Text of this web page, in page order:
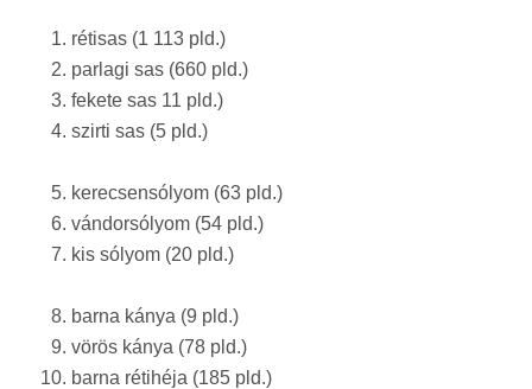
rétisas (1 113 pld.)
parlagi sas (660 pld.)
fekete sas 11 pld.)
szirti sas (5 pld.)
kerecsensólyom (63 pld.)
vándorsólyom (54 pld.)
kis sólyom (20 pld.)
barna kánya (9 pld.)
vörös kánya (78 pld.)
barna rétihéja (185 pld.)